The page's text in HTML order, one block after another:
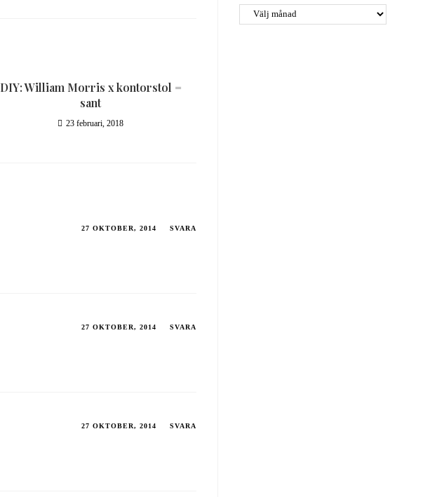
DIY: William Morris x kontorstol =
sant
23 februari, 2018
27 OKTOBER, 2014 SVARA
27 OKTOBER, 2014 SVARA
27 OKTOBER, 2014 SVARA